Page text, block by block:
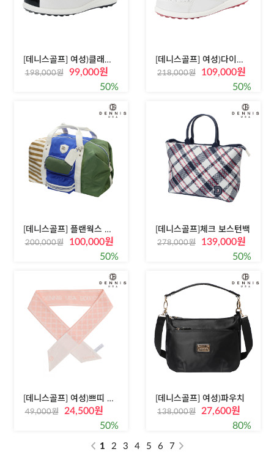
[데니스골프] 여성)클래식 골프화
198,000원
99,000원
50%
[데니스골프] 여성)다이얼 골프화
218,000원
109,000원
50%
[데니스골프] 플랜웍스 보스톤백
200,000원
100,000원
50%
[데니스골프]체크 보스턴백
278,000원
139,000원
50%
[데니스골프] 여성)쁘띠 스카프
49,000원
24,500원
50%
[데니스골프] 여성)파우치
138,000원
27,600원
80%
1 2 3 4 5 6 7